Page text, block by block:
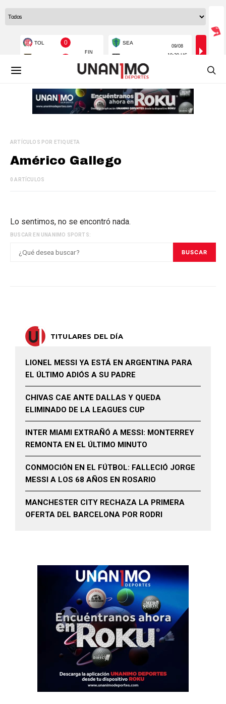
ARTÍCULOS POR ETIQUETA
Américo Gallego
0 ARTÍCULOS
Lo sentimos, no se encontró nada.
BUSCAR EN UNANIMO SPORTS:
BUSCAR
TITULARES DEL DÍA
LIONEL MESSI YA ESTÁ EN ARGENTINA PARA
EL ÚLTIMO ADIÓS A SU PADRE
CHIVAS CAE ANTE DALLAS Y QUEDA
ELIMINADO DE LA LEAGUES CUP
INTER MIAMI EXTRAÑÓ A MESSI: MONTERREY
REMONTA EN EL ÚLTIMO MINUTO
CONMOCIÓN EN EL FÚTBOL: FALLECIÓ JORGE
MESSI A LOS 68 AÑOS EN ROSARIO
MANCHESTER CITY RECHAZA LA PRIMERA
OFERTA DEL BARCELONA POR RODRI